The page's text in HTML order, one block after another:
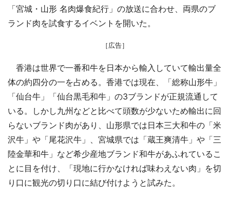
「宮城・山形 名肉爆食紀行」の放送に合わせ、両県のブ
ランド肉を試食するイベントを開いた。
［広告］
香港は世界で一番和牛を日本から輸入していて輸出量全
体の約四分の一を占める。香港では現在、「総称山形牛」
「仙台牛」「仙台黒毛和牛」の3ブランドが正規流通して
いる。しかし九州などと比べて頭数が少ないため輸出に回
らないブランド肉があり、山形県では日本三大和牛の「米
沢牛」や「尾花沢牛」、宮城県では「蔵王爽清牛」や「三
陸金華和牛」など希少産地ブランド和牛があふれているこ
とに目を付け、「現地に行かなければ味わえない肉」を切
り口に観光の切り口に結び付けようと試みた。